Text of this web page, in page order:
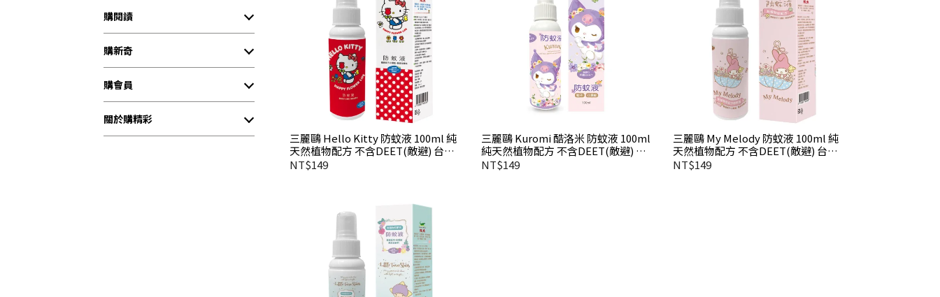
購閱讀
購新奇
購會員
關於購精彩
三麗鷗 Hello Kitty 防蚊液 100ml 純
天然植物配方 不含DEET(敵避) 台灣
製造
NT$149
三麗鷗 Kuromi 酷洛米 防蚊液 100ml
純天然植物配方 不含DEET(敵避) 台
灣製造
NT$149
三麗鷗 My Melody 防蚊液 100ml 純
天然植物配方 不含DEET(敵避) 台灣
製造
NT$149